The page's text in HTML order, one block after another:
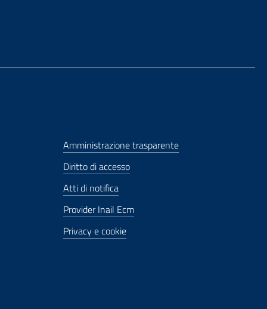
Amministrazione trasparente
Diritto di accesso
Atti di notifica
Provider Inail Ecm
Privacy e cookie